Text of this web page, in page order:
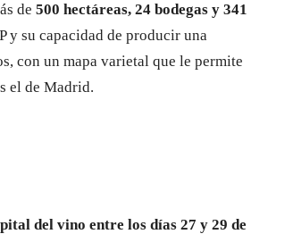
de 500 hectáreas, 24 bodegas y 341
y su capacidad de producir una
con un mapa varietal que le permite
el de Madrid.
del vino entre los días 27 y 29 de